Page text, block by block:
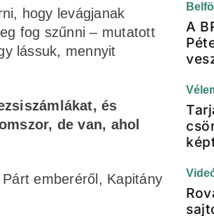
hogy levágjanak
fog szűnni – mutatott
lássuk, mennyit
és
de van, ahol
emberéről, Kapitány
A